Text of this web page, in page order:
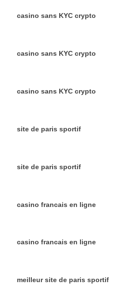
casino sans KYC crypto
casino sans KYC crypto
casino sans KYC crypto
site de paris sportif
site de paris sportif
casino francais en ligne
casino francais en ligne
meilleur site de paris sportif